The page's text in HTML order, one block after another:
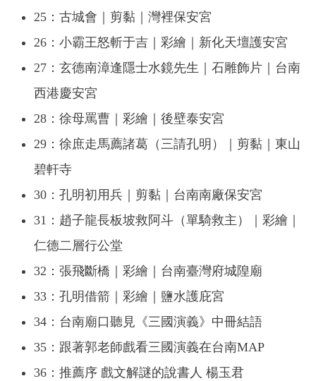
25：古城會｜剪黏｜灣裡保安宮
26：小霸王怒斬于吉｜彩繪｜新化天壇護安宮
27：玄德南漳逢隱士水鏡先生｜石雕飾片｜台南
西港慶安宮
28：徐母罵曹｜彩繪｜後壁泰安宮
29：徐庶走馬薦諸葛（三請孔明）｜剪黏｜東山
碧軒寺
30：孔明初用兵｜剪黏｜台南南廠保安宮
31：趙子龍長板坡救阿斗（單騎救主）｜彩繪｜
仁德二層行公堂
32：張飛斷橋｜彩繪｜台南臺灣府城隍廟
33：孔明借箭｜彩繪｜鹽水護庇宮
34：台南廟口聽見《三國演義》中冊結語
35：跟著郭老師戲看三國演義在台南MAP
36：推薦序 戲文解謎的說書人 楊玉君